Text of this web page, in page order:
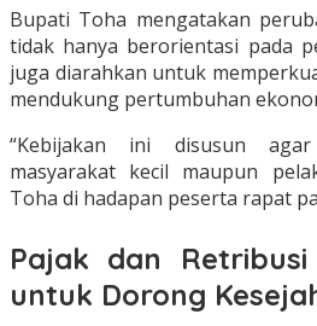
Bupati Toha mengatakan
tidak hanya berorientasi pada
juga diarahkan untuk
mendukung pertumbuhan
“Kebijakan ini disusun
masyarakat kecil maupun
Toha di hadapan peserta rapat
Pajak dan
untuk Dorong